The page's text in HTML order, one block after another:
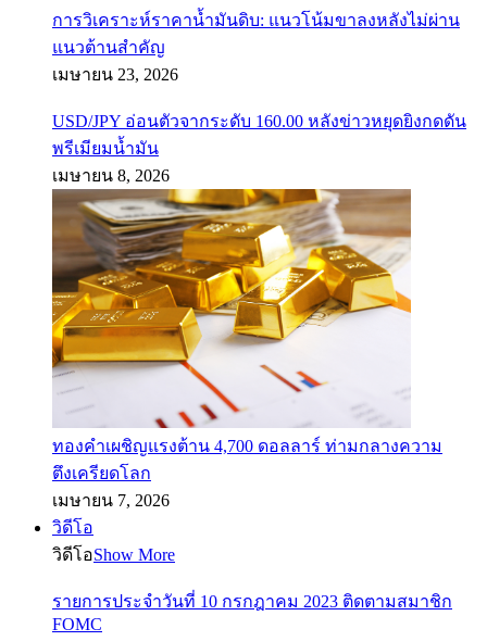
การวิเคราะห์ราคาน้ำมันดิบ: แนวโน้มขาลงหลังไม่ผ่าน
แนวต้านสำคัญ
เมษายน 23, 2026
USD/JPY อ่อนตัวจากระดับ 160.00 หลังข่าวหยุดยิงกดดัน
พรีเมียมน้ำมัน
เมษายน 8, 2026
ทองคำเผชิญแรงต้าน 4,700 ดอลลาร์ ท่ามกลางความ
ตึงเครียดโลก
เมษายน 7, 2026
วิดีโอ
วิดีโอShow More
รายการประจำวันที่ 10 กรกฎาคม 2023 ติดตามสมาชิก
FOMC